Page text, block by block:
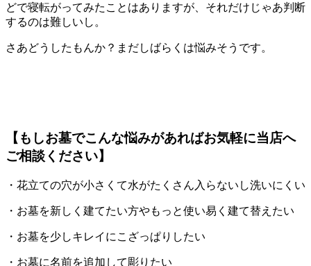
どで寝転がってみたことはありますが、それだけじゃあ判断
するのは難しいし。
さあどうしたもんか？まだしばらくは悩みそうです。
【もしお墓でこんな悩みがあればお気軽に当店へ
ご相談ください】
・花立ての穴が小さくて水がたくさん入らないし洗いにくい
・お墓を新しく建てたい方やもっと使い易く建て替えたい
・お墓を少しキレイにこざっぱりしたい
・お墓に名前を追加して彫りたい